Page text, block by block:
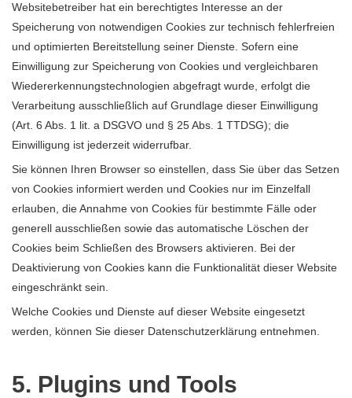
Websitebetreiber hat ein berechtigtes Interesse an der
Speicherung von notwendigen Cookies zur technisch fehlerfreien
und optimierten Bereitstellung seiner Dienste. Sofern eine
Einwilligung zur Speicherung von Cookies und vergleichbaren
Wiedererkennungstechnologien abgefragt wurde, erfolgt die
Verarbeitung ausschließlich auf Grundlage dieser Einwilligung
(Art. 6 Abs. 1 lit. a DSGVO und § 25 Abs. 1 TTDSG); die
Einwilligung ist jederzeit widerrufbar.
Sie können Ihren Browser so einstellen, dass Sie über das Setzen
von Cookies informiert werden und Cookies nur im Einzelfall
erlauben, die Annahme von Cookies für bestimmte Fälle oder
generell ausschließen sowie das automatische Löschen der
Cookies beim Schließen des Browsers aktivieren. Bei der
Deaktivierung von Cookies kann die Funktionalität dieser Website
eingeschränkt sein.
Welche Cookies und Dienste auf dieser Website eingesetzt
werden, können Sie dieser Datenschutzerklärung entnehmen.
5. Plugins und Tools